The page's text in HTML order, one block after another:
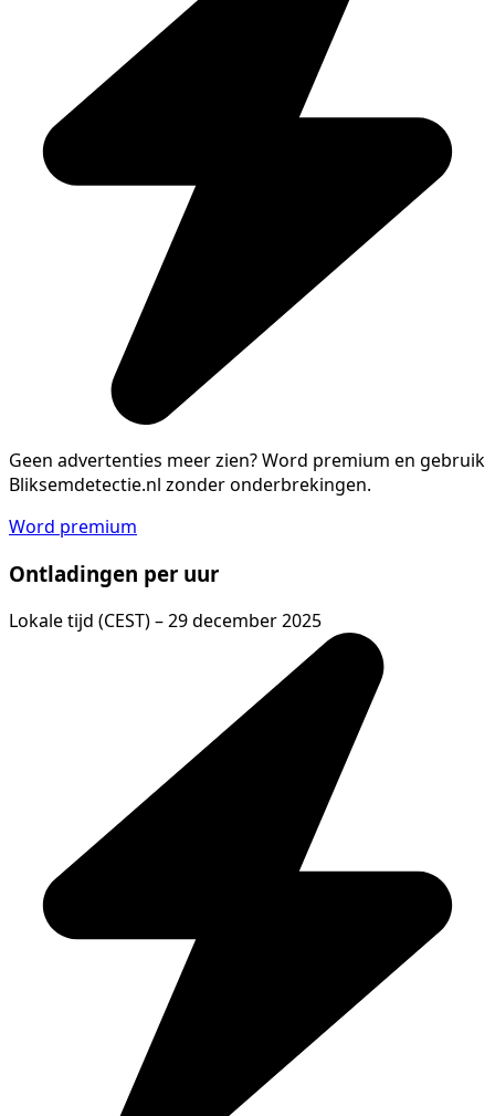
Geen advertenties meer zien?Word premium en gebruik
Bliksemdetectie.nl zonder onderbrekingen.
Word premium
Ontladingen per uur
Lokale tijd (CEST) – 29 december 2025